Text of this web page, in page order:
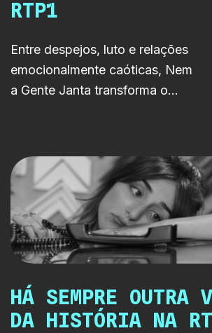
RTP1
Entre despejos, luto e relações
emocionalmente caóticas, Nem
a Gente Janta transforma o
HÁ SEMPRE OUTRA
DA HISTÓRIA NA